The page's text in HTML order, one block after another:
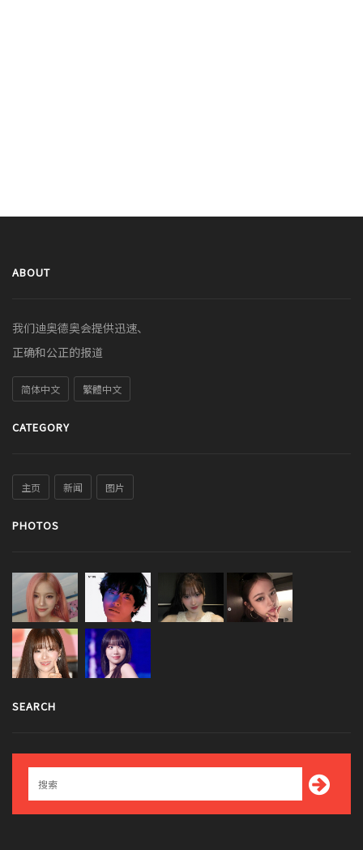
ABOUT
我们迪奥德奥会提供迅速、
正确和公正的报道
简体中文 繁體中文
CATEGORY
主页 新闻 图片
PHOTOS
SEARCH